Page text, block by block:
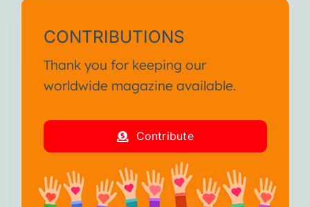
CONTRIBUTIONS
Thank you for keeping our
worldwide magazine available.
Contribute